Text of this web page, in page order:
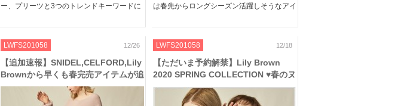
ー、プリーツと3つのトレンドキーワードに
ンなど淡いカラーが特徴のパステルアイテム
から♪ 春らしいカラーをコーデに取り入れる
だけで春らしく […]
は春先からロングシーズン活躍しそうなアイ
くすみカラーで春を先取りしましょ♪ ぜひチ
ェックしてくださいね!! ＞＞Lily Bro […]
LWFS201058 12/26
【追加速報】SNIDEL,CELFORD,Lily
Brownから早くも春完売アイテムが追
加生産決定♪お見逃し無く!!
LWFS201058 12/18
【ただいま予約解禁】Lily Brown
2020 SPRING COLLECTION ♥春のヌ
ーディーカラーや女性らしい落ち着い
た50アイテムが解禁!!